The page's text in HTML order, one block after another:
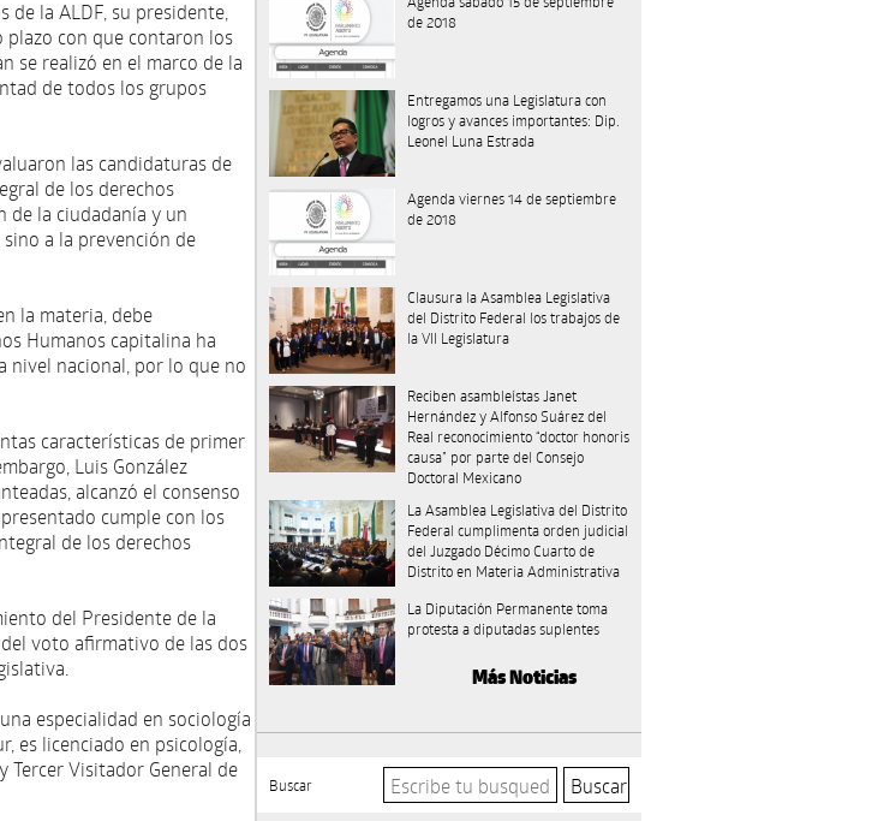
la ALDF, su presidente,
plazo con que contaron los
se realizó en el marco de la
de todos los grupos
las candidaturas de
de los derechos
de la ciudadanía y un
a la prevención de
la materia, debe
Humanos capitalina ha
nivel nacional, por lo que no
características de primer
Luis González
alcanzó el consenso
cumple con los
de los derechos
del Presidente de la
voto afirmativo de las dos
especialidad en sociología
es licenciado en psicología,
Visitador General de
de 2018
Entregamos una Legislatura con
logros y avances importantes: Dip.
Leonel Luna Estrada
Agenda viernes 14 de septiembre
de 2018
Clausura la Asamblea Legislativa
del Distrito Federal los trabajos de
la VII Legislatura
Reciben asambleístas Janet
Hernández y Alfonso Suárez del
Real reconocimiento “doctor honoris
causa” por parte del Consejo
Doctoral Mexicano
La Asamblea Legislativa del Distrito
Federal cumplimenta orden judicial
del Juzgado Décimo Cuarto de
Distrito en Materia Administrativa
La Diputación Permanente toma
protesta a diputadas suplentes
Más Noticias
Buscar